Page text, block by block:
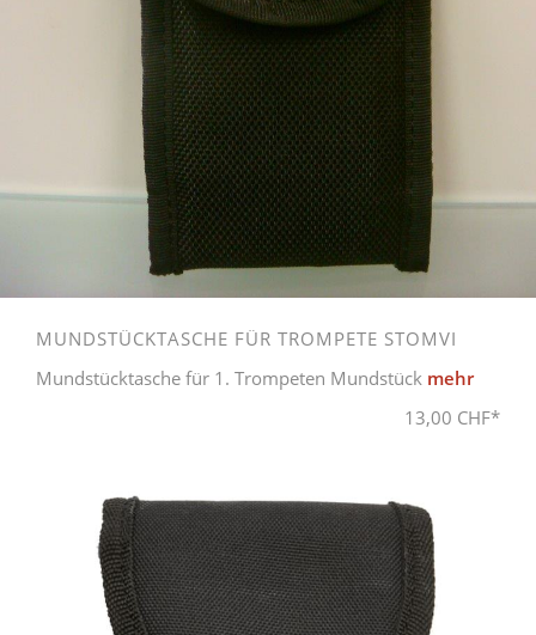
MUNDSTÜCKTASCHE FÜR TROMPETE STOMVI
Mundstücktasche für 1. Trompeten Mundstück mehr
13,00 CHF*